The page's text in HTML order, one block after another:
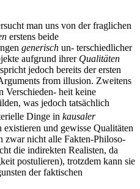
man uns von der fraglichen
erstens beide
generisch un- terschiedlicher
aufgrund ihrer Qualitäten
jedoch bereits der ersten
from illusion. Zweitens
Verschieden- heit keine
was jedoch tatsächlich
Dinge in kausaler
und gewisse Qualitäten
zwar nicht alle Fakten-Philoso-
die indirekten Realisten, da
postulieren), trotzdem kann sie
der faktischen